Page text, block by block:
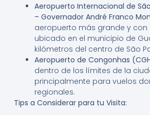
Aeropuerto Internacional de
– Governador André Franco
aeropuerto más grande y con
ubicado en el municipio de
kilómetros del centro de São
Aeropuerto de Congonhas
dentro de los límites de la
principalmente para vuelos
regionales.
Tips a Considerar para tu Visita: